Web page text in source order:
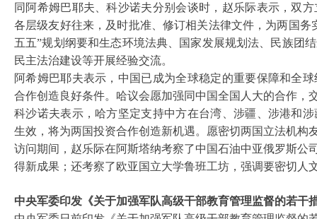
同阿希姆巴耶夫、科沙诺夫分别会谈时，赵乐际表示，双
各层级友好往来，及时批准、修订相关法律文件，为两国
五五”规划纲要和生态环境法典、国家发展规划法、民族团
民主法治建设等开展经验交流。
阿希姆巴耶夫表示，中国已成为全球稳定的重要保障和全
合作创造良好条件。哈议会愿加强同中国全国人大的合作，
科沙诺夫表示，哈方坚定支持中方在台湾、涉疆、涉港和
生效，将为两国投资合作创造新机遇。愿密切两国立法机构
访问期间，赵乐际在阿斯塔纳考察了中国石油中亚俄罗斯公
得新成果；还考察了欧亚国立大学鲁班工坊，强调要密切人
中央军委印发《关于加强军队高级干部教育管理监督的若干